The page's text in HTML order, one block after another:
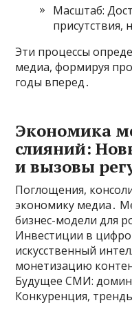
Масштаб:
присутствия,
Эти процессы
медиа, формируя
годы вперед․
Экономика
слияний:
и вызовы
Поглощения,
экономику медиа․
бизнес-модели для
Инвестиции в
искусственный
монетизацию
Будущее СМИ:
Конкуренция,